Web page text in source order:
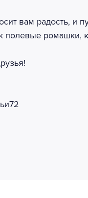
вам радость, и
полевые ромашки,